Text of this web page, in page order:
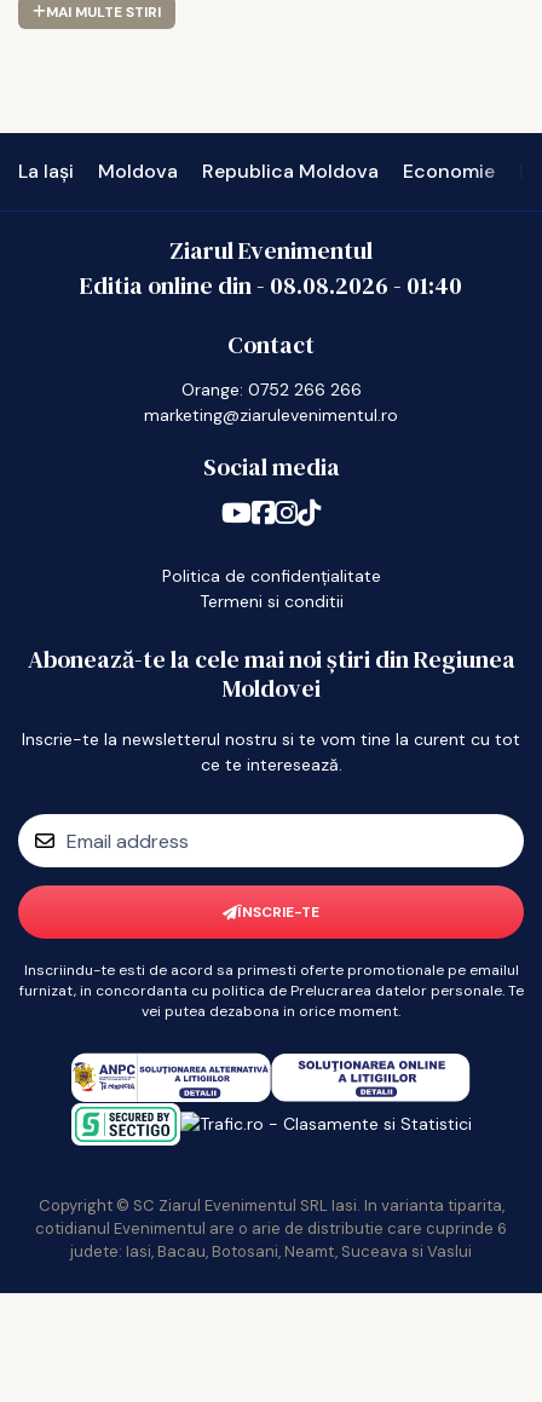
MAI MULTE STIRI
La Iași Moldova Republica Moldova Economie
Ziarul Evenimentul
Editia online din - 08.08.2026- 01:40
Contact
Orange: 0752 266 266
marketing@ziarulevenimentul.ro
Social media
Politica de confidențialitate
Termeni si conditii
Abonează-te la cele mai noi știri din Regiunea
Moldovei
Inscrie-te la newsletterul nostru si te vom tine la curent cu tot
ce te interesează.
ÎNSCRIE-TE
Inscriindu-te esti de acord sa primesti oferte promotionale pe emailul
furnizat, in concordanta cu politica de Prelucrarea datelor personale. Te
vei putea dezabona in orice moment.
Copyright © SC Ziarul Evenimentul SRL Iasi. In varianta tiparita,
cotidianul Evenimentul are o arie de distributie care cuprinde 6
judete: Iasi, Bacau, Botosani, Neamt, Suceava si Vaslui